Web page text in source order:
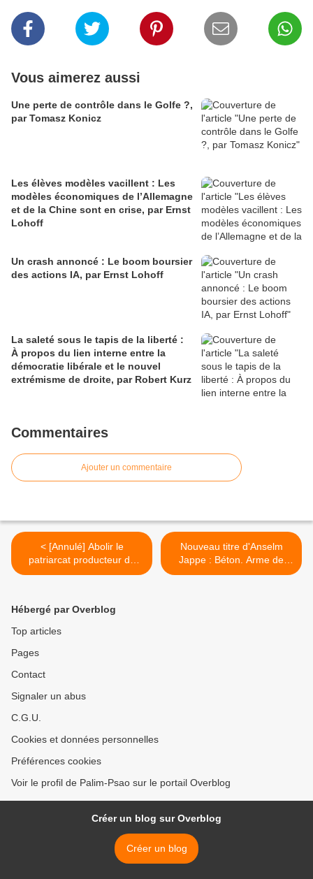
Vous aimerez aussi
Une perte de contrôle dans le Golfe ?,
par Tomasz Konicz
Les élèves modèles vacillent : Les
modèles économiques de l’Allemagne
et de la Chine sont en crise, par Ernst
Lohoff
Un crash annoncé : Le boom boursier
des actions IA, par Ernst Lohoff
La saleté sous le tapis de la liberté :
À propos du lien interne entre la
démocratie libérale et le nouvel
extrémisme de droite, par Robert Kurz
Commentaires
Ajouter un commentaire
< [Annulé] Abolir le
patriarcat producteur de
marchandises. Cycle de
WAK-Toulouse, vendredi 16
Nouveau titre d'Anselm
Jappe : Béton. Arme de
construction massive du
Hébergé par Overblog
Top articles
Pages
Contact
Signaler un abus
C.G.U.
Cookies et données personnelles
Préférences cookies
Voir le profil de Palim-Psao sur le portail Overblog
Créer un blog sur Overblog
Créer un blog